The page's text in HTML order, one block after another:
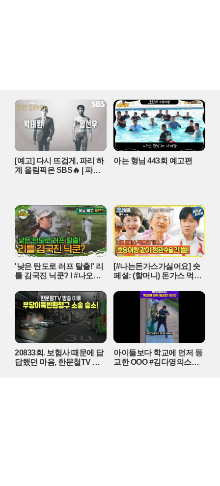
[예고] 다시 뜨겁게, 파리 하
계 올림픽은 SBS🔥 | 파리 2
아는 형님 443회 예고편
'낮은 탄도로 러프 탈출!' 리
틀 김국진 닉쿤? I #나오늘
[#나는돈가스가싫어요] 숏
페셜: (할머니) 돈가스 먹으
수 있자나 너 내 도도동지가
돼랏!🌶️😭 #ThePorkCutlet
MBC240706방송
20833회. 보험사 때문에 답
답했던 마음, 한문철TV 덕
아이들보다 학교에 먼저 등
교한 OOO #김다영의스플